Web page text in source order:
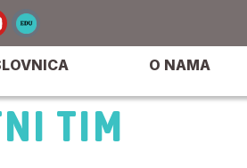
O NAMA
TIM